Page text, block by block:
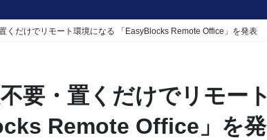
くだけでリモート環境になる 「EasyBlocks Remote Office」を発表
要・置くだけでリモート
Remote Office」を発